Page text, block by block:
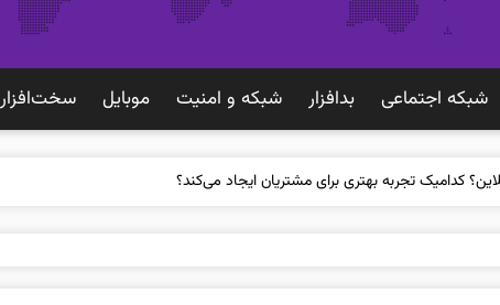
شبكه اجتماعی بدافزار شبكه و امنيت موبايل سخت‌افزار
کدامیک تجربه بهتری برای مشتریان ایجاد می‌کند؟